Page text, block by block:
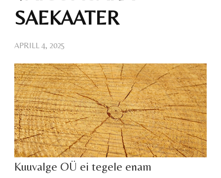
SAEKAATER
APRILL 4, 2025
Kuuvalge OÜ ei tegele enam